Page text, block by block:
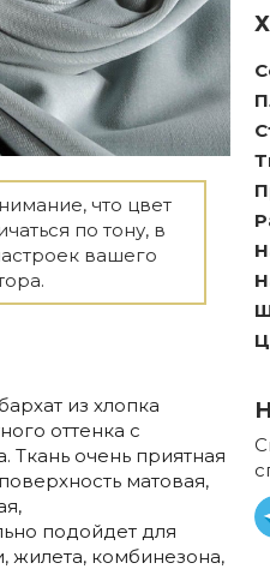
что цвет
по тону, в
вашего
из хлопка
оттенка с
Ткань очень приятная
матовая,
подойдет для
жилета, комбинезона,